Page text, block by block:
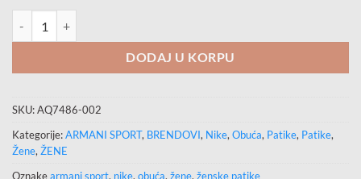
DODAJ U KORPU
SKU:AQ7486-002
Kategorije:ARMANI SPORT, BRENDOVI, Nike,Obuća, Patike, Patike,
Žene,ŽENE
Oznakearmani sport, nike,obuća,žene,ženske patike